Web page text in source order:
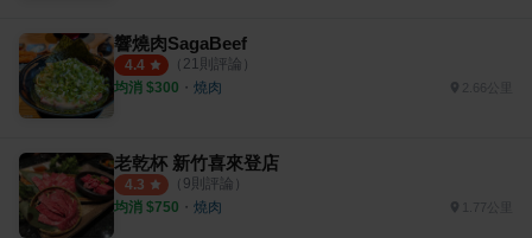
響燒肉SagaBeef
4.4 （ 21 則評論）
均消 $300 ・ 燒肉
老乾杯 新竹喜來登店
4.3 （ 9則評論）
均消 $750 ・ 燒肉